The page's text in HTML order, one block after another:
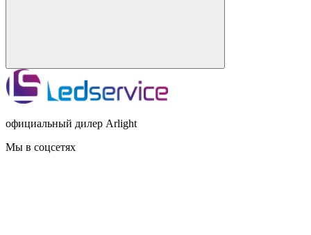
официальный дилер Arlight
Мы в соцсетях